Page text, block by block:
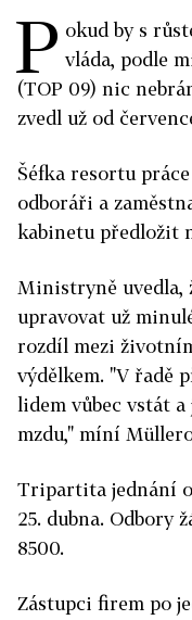
P okud by s
vláda, podle
(TOP 09) nic
zvedl už od
Šéfka resortu
odboráři a
kabinetu předložit
Ministryně uvedla,
upravovat už
rozdíl mezi
výdělkem. "V řadě
lidem vůbec vstát
mzdu," míní
Tripartita jednání
25. dubna. Odbory
8500.
Zástupci firem po